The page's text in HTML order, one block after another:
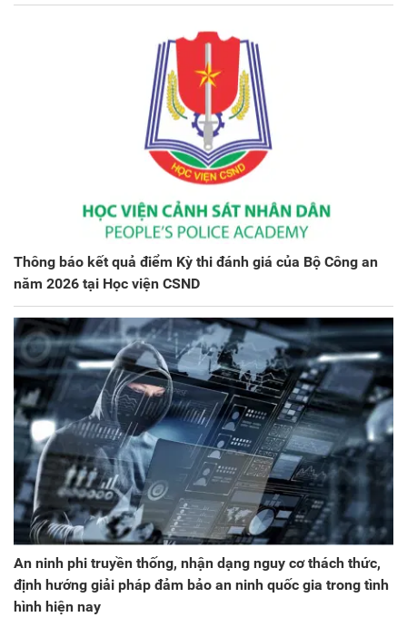
Thông báo kết quả điểm Kỳ thi đánh giá của Bộ Công an
năm 2026 tại Học viện CSND
An ninh phi truyền thống, nhận dạng nguy cơ thách thức,
định hướng giải pháp đảm bảo an ninh quốc gia trong tình
hình hiện nay